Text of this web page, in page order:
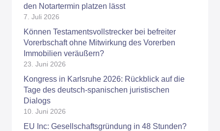
den Notartermin platzen lässt
7. Juli 2026
Können Testamentsvollstrecker bei befreiter
Vorerbschaft ohne Mitwirkung des Vorerben
Immobilien veräußern?
23. Juni 2026
Kongress in Karlsruhe 2026: Rückblick auf die
Tage des deutsch-spanischen juristischen
Dialogs
10. Juni 2026
EU Inc: Gesellschaftsgründung in 48 Stunden?